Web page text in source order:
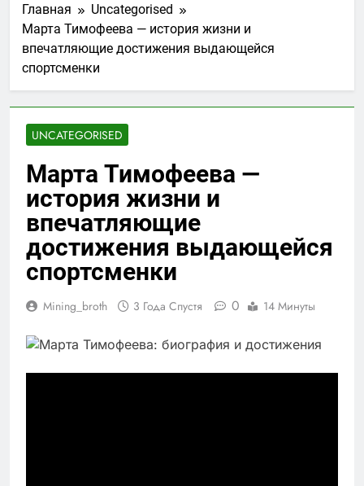
Главная
Uncategorised
Марта Тимофеева — история жизни и
впечатляющие достижения выдающейся
спортсменки
UNCATEGORISED
Марта Тимофеева —
история жизни и
впечатляющие
достижения выдающейся
спортсменки
Mining_broth 3 Года Спустя 0 14 Минуты